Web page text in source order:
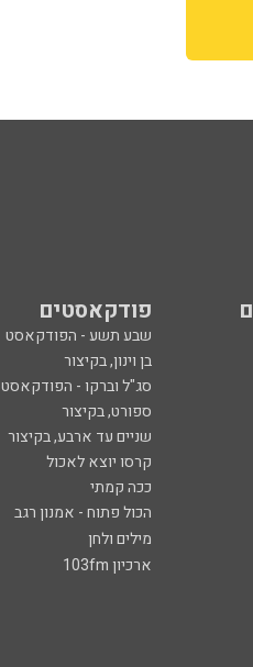
פודקאסטים
שבע תשע - הפודקאסט
בן וינון, בקיצור
סג"ל וברקו - הפודקאסט
ספורט, בקיצור
שניים עד ארבע, בקיצור
קרסו יוצא לאכול
ככה קמתי
הכול פתוח - אמנון רגב
מילים ולחן
ארכיון 103fm